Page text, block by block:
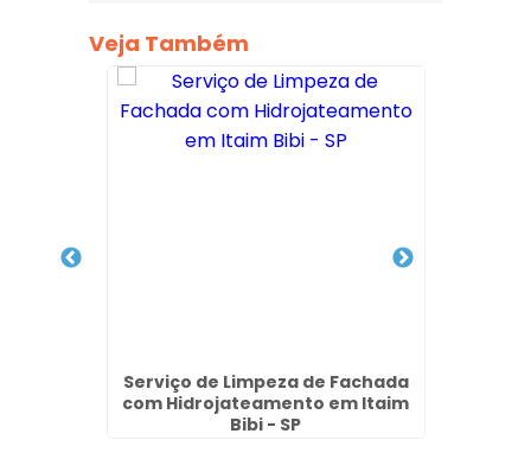
Veja Também
Serviço de Limpeza de Fachada
com Hidrojateamento em Itaim
Bibi - SP